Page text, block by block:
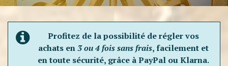
Profitez de la possibilité de régler vos
achats en3 ou 4 fois sans frais, facilement et
en toute sécurité, grâce à PayPal ou Klarna.